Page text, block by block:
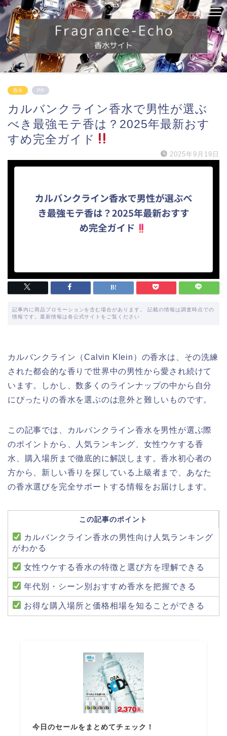
香水 PR
カルバンクライン香水で男性が選ぶ
べき最強モテ香は？2025年最新おす
すめ完全ガイド
2025年9月19日
記事内に商品プロモーションを含む場合があります。 記載の情報は調査時点での
情報です。最新情報は各公式サイトをご覧ください
カルバンクライン（Calvin Klein）の香水は、その洗練
された都会的な香りで世界中の男性から愛され続けて
います。しかし、数多くのラインナップの中から自分
にぴったりの香水を選ぶのは意外と難しいものです。
この記事では、カルバンクライン香水を男性が選ぶ際
のポイントから、人気ランキング、女性ウケする香
水、購入場所まで徹底的に解説します。香水初心者の
方から、新しい香りを探している上級者まで、あなた
の香水選びを完全サポートする情報をお届けします。
この記事のポイント
カルバンクライン香水の男性向け人気ランキング
がわかる
女性ウケする香水の特徴と選び方を理解できる
年代別・シーン別おすすめ香水を把握できる
お得な購入場所と価格相場を知ることができる
今日のセールをまとめてチェック！